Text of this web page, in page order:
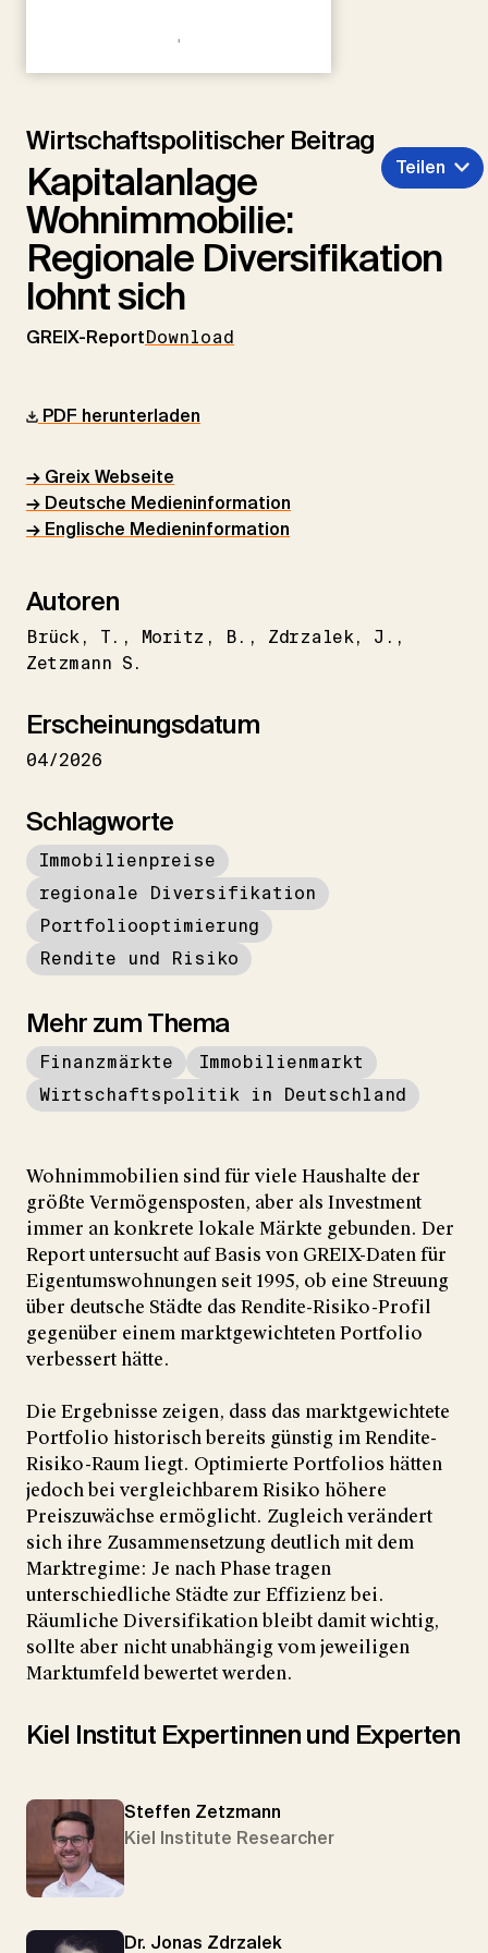
Wirtschaftspolitischer Beitrag
Kapitalanlage
Wohnimmobilie:
Regionale Diversifikation
lohnt sich
GREIX-ReportDownload
Teilen
PDF herunterladen
→ Greix Webseite
→ Deutsche Medieninformation
→ Englische Medieninformation
Autoren
Brück T. Moritz B. Zdrzalek
J.
Zetzmann S.
Erscheinungsdatum
04/2026
Schlagworte
Immobilienpreise
regionale Diversifikation
Portfoliooptimierung
Rendite und Risiko
Mehr zum Thema
Finanzmärkte
Immobilienmarkt
Wirtschaftspolitik in Deutschland
Wohnimmobilien sind für viele Haushalte der
größte Vermögensposten, aber als Investment
immer an konkrete lokale Märkte gebunden. Der
Report untersucht auf Basis von GREIX-Daten für
Eigentumswohnungen seit 1995, ob eine Streuung
über deutsche Städte das Rendite-Risiko-Profil
gegenüber einem marktgewichteten Portfolio
verbessert hätte.
Die Ergebnisse zeigen, dass das marktgewichtete
Portfolio historisch bereits günstig im Rendite-
Risiko-Raum liegt. Optimierte Portfolios hätten
jedoch bei vergleichbarem Risiko höhere
Preiszuwächse ermöglicht. Zugleich verändert
sich ihre Zusammensetzung deutlich mit dem
Marktregime: Je nach Phase tragen
unterschiedliche Städte zur Effizienz bei.
Räumliche Diversifikation bleibt damit wichtig,
sollte aber nicht unabhängig vom jeweiligen
Marktumfeld bewertet werden.
Kiel Institut Expertinnen und Experten
Steffen Zetzmann
Kiel Institute Researcher
Dr. Jonas Zdrzalek